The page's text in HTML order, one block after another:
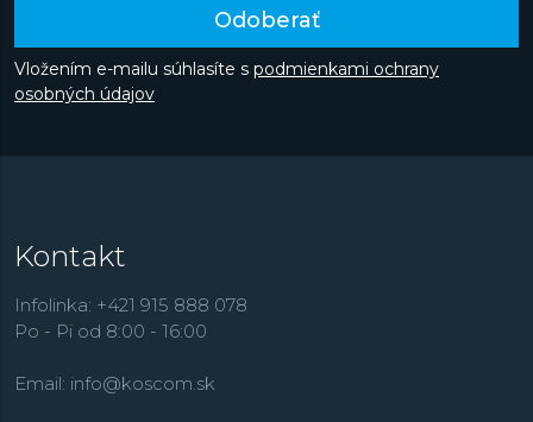
Odoberať
Vložením e-mailu súhlasíte s podmienkami ochrany
osobných údajov
Kontakt
Infolinka: +421 915 888 078
Po - Pi od 8:00 - 16:00
Email: info@koscom.sk